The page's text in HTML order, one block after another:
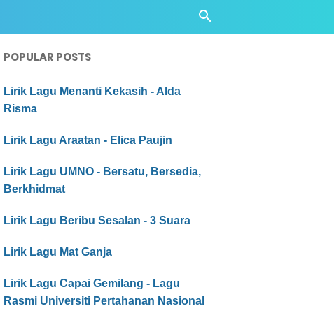
POPULAR POSTS
Lirik Lagu Menanti Kekasih - Alda
Risma
Lirik Lagu Araatan - Elica Paujin
Lirik Lagu UMNO - Bersatu, Bersedia,
Berkhidmat
Lirik Lagu Beribu Sesalan - 3 Suara
Lirik Lagu Mat Ganja
Lirik Lagu Capai Gemilang - Lagu
Rasmi Universiti Pertahanan Nasional